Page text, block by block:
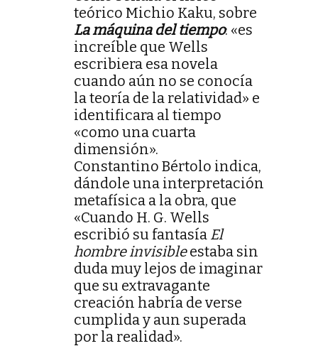
teórico Michio Kaku, sobre
La máquina del tiempo: «es
increíble que Wells
escribiera esa novela
cuando aún no se conocía
la teoría de la relatividad» e
identificara al tiempo
«como una cuarta
dimensión».
Constantino Bértolo indica,
dándole una interpretación
metafísica a la obra, que
«Cuando H. G. Wells
escribió su fantasía El
hombre invisibleestaba sin
duda muy lejos de imaginar
que su extravagante
creación habría de verse
cumplida y aun superada
por la realidad».